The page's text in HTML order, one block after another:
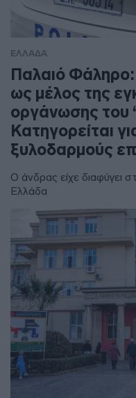
ΕΛΛΑΔΑ
Παλαιό
ως μέλος της
οργάνωσης του
Κατηγορείται
ξυλοδαρμούς
Ο άνδρας είχε διαφύγει
Ελλάδα